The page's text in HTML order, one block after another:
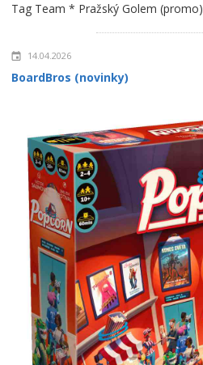
Tag Team * Pražský Golem (promo)
14.04.2026
BoardBros (novinky)